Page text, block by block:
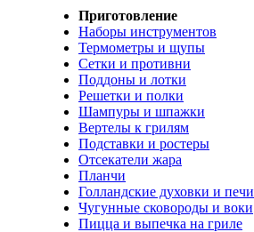
Приготовление
Наборы инструментов
Термометры и щупы
Сетки и противни
Поддоны и лотки
Решетки и полки
Шампуры и шпажки
Вертелы к грилям
Подставки и ростеры
Отсекатели жара
Планчи
Голландские духовки и печи
Чугунные сковороды и воки
Пицца и выпечка на гриле